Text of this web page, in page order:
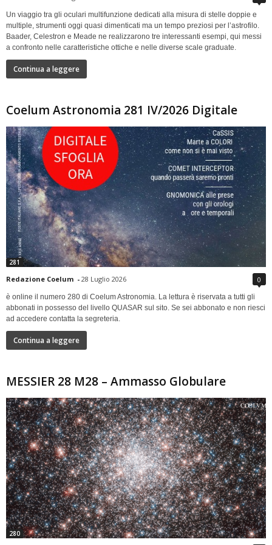
Un viaggio tra gli oculari multifunzione dedicati alla misura di stelle doppie e
multiple, strumenti oggi quasi dimenticati ma un tempo preziosi per l’astrofilo.
Baader, Celestron e Meade ne realizzarono tre interessanti esempi, qui messi
a confronto nelle caratteristiche ottiche e nelle diverse scale graduate.
Continua a leggere
Coelum Astronomia 281 IV/2026 Digitale
281
Redazione Coelum - 28 Luglio 2026 0
è online il numero 280 di Coelum Astronomia. La lettura è riservata a tutti gli
abbonati in possesso del livello QUASAR sul sito. Se sei abbonato e non riesci
ad accedere contatta la segreteria.
Continua a leggere
MESSIER 28 M28 – Ammasso Globulare
280